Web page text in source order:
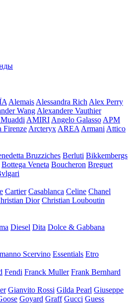
AlemaisAlessandra RichAlex Perry
WangAlexandere Vauthier
AMIRIAngelo GalassoAPM
FirenzeArcteryxAREAArmaniAttico
Bruzziches Berluti Bikkembergs
Bottega Veneta Boucheron Breguet
Cartier Casablanca Celine Chanel
Dior Christian Louboutin
Diesel Dita Dolce & Gabbana
Scervino Essentials Etro
Fendi Franck Muller Frank Bernhard
Gianvito Rossi Gilda Pearl Giuseppe
Goyard Graff Gucci Guess